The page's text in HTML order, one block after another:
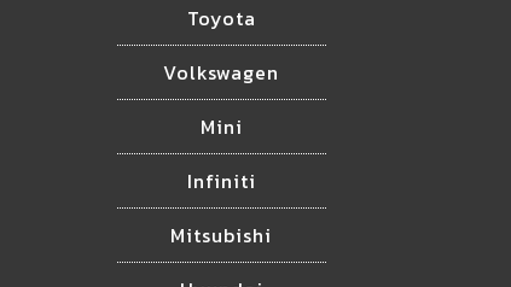
Toyota
Volkswagen
Mini
Infiniti
Mitsubishi